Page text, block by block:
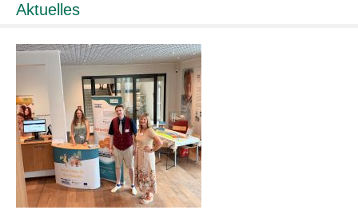
Aktuelles